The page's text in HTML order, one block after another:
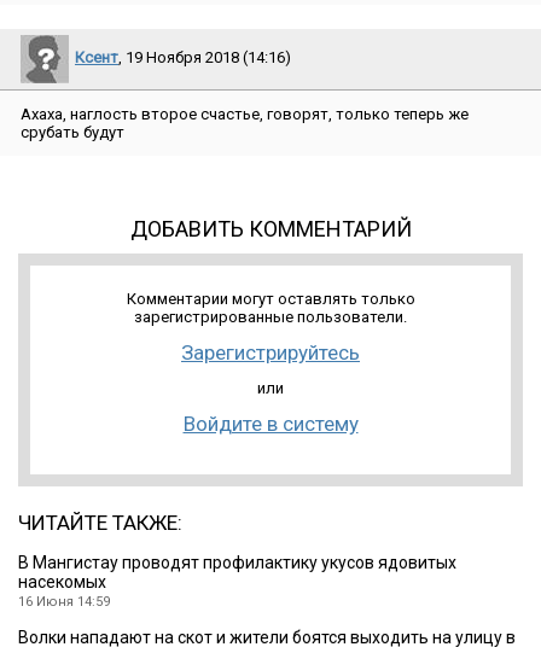
Ксент, 19 Ноября 2018 (14:16)
Ахаха, наглость второе счастье, говорят, только теперь же
срубать будут
ДОБАВИТЬ КОММЕНТАРИЙ
Комментарии могут оставлять только
зарегистрированные пользователи.
Зарегистрируйтесь
или
Войдите в систему
ЧИТАЙТЕ ТАКЖЕ:
В Мангистау проводят профилактику укусов ядовитых
насекомых
16 Июня 14:59
Волки нападают на скот и жители боятся выходить на улицу в